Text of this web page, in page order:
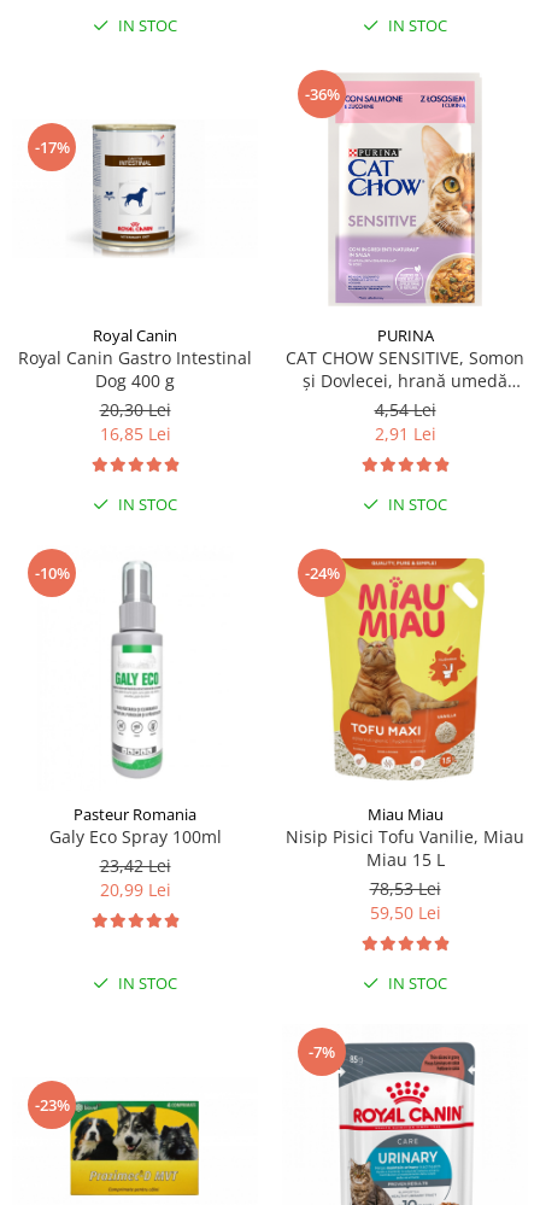
IN STOC IN STOC
-17%
Royal Canin
Royal Canin Gastro Intestinal
Dog 400 g
20,30 Lei
16,85 Lei
IN STOC
-36%
PURINA
CAT CHOW SENSITIVE, Somon
și Dovlecei, hrană umedă
pentru pisici 1x85 g
4,54 Lei
2,91 Lei
IN STOC
-10%
Pasteur Romania
Galy Eco Spray 100ml
23,42 Lei
20,99 Lei
IN STOC
-24%
Miau Miau
Nisip Pisici Tofu Vanilie, Miau
Miau 15 L
78,53 Lei
59,50 Lei
IN STOC
-23%
-7%